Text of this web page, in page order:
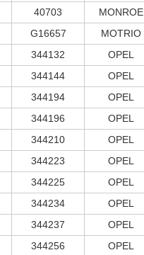
40703 MONROE
G16657 MOTRIO
344132 OPEL
344144 OPEL
344194 OPEL
344196 OPEL
344210 OPEL
344223 OPEL
344225 OPEL
344234 OPEL
344237 OPEL
344256 OPEL